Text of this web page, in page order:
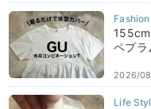
ペプラ
2026/